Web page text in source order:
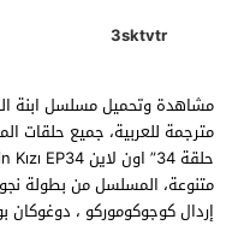
3sktvtr
مترجمة للعربية، جميع حلقات
متنوعة، المسلسل من بطولة
إردال كوجوكوموركو ، دوغوكان